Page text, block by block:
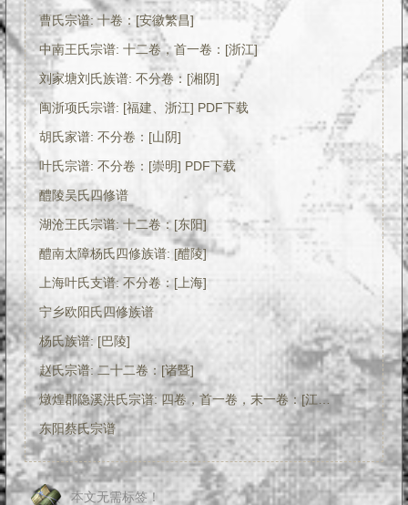
曹氏宗谱: 十卷：[安徽繁昌]
中南王氏宗谱: 十二卷，首一卷：[浙江]
刘家塘刘氏族谱: 不分卷：[湘阴]
闽浙项氏宗谱: [福建、浙江] PDF下载
胡氏家谱: 不分卷：[山阴]
叶氏宗谱: 不分卷：[崇明] PDF下载
醴陵吴氏四修谱
湖沧王氏宗谱: 十二卷：[东阳]
醴南太障杨氏四修族谱: [醴陵]
上海叶氏支谱: 不分卷：[上海]
宁乡欧阳氏四修族谱
杨氏族谱: [巴陵]
赵氏宗谱: 二十二卷：[诸暨]
燉煌郡隐溪洪氏宗谱: 四卷，首一卷，末一卷：[江西婺源]
东阳蔡氏宗谱
本文无需标签！